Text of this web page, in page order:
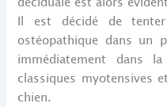
Il est décidé de
ostéopathique dans un
immédiatement dans
classiques myotensives
chien.